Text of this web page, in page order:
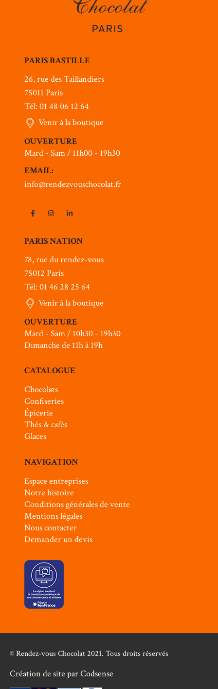
PARIS BASTILLE
26, rue des Taillandiers
75011 Paris
Tél: 01 48 06 12 64
Venir à la boutique
OUVERTURE
Mard - Sam / 11h00 - 19h30
EMAIL:
info@rendezvouschocolat.fr
PARIS NATION
78, rue du rendez-vous
75012 Paris
Tél: 01 46 28 25 64
Venir à la boutique
OUVERTURE
Mard - Sam / 10h30 - 19h30
Dimanche de 11h à 19h
CATALOGUE
Chocolats
Confiseries
Épicerie
Thés & cafés
Glaces
NAVIGATION
Espace entreprises
Notre histoire
Conditions générales de vente
Mentions légales
Nous contacter
Demander un devis
Création de site parCodsense
© Rendez-vous Chocolat 2021. Tous droits réservés